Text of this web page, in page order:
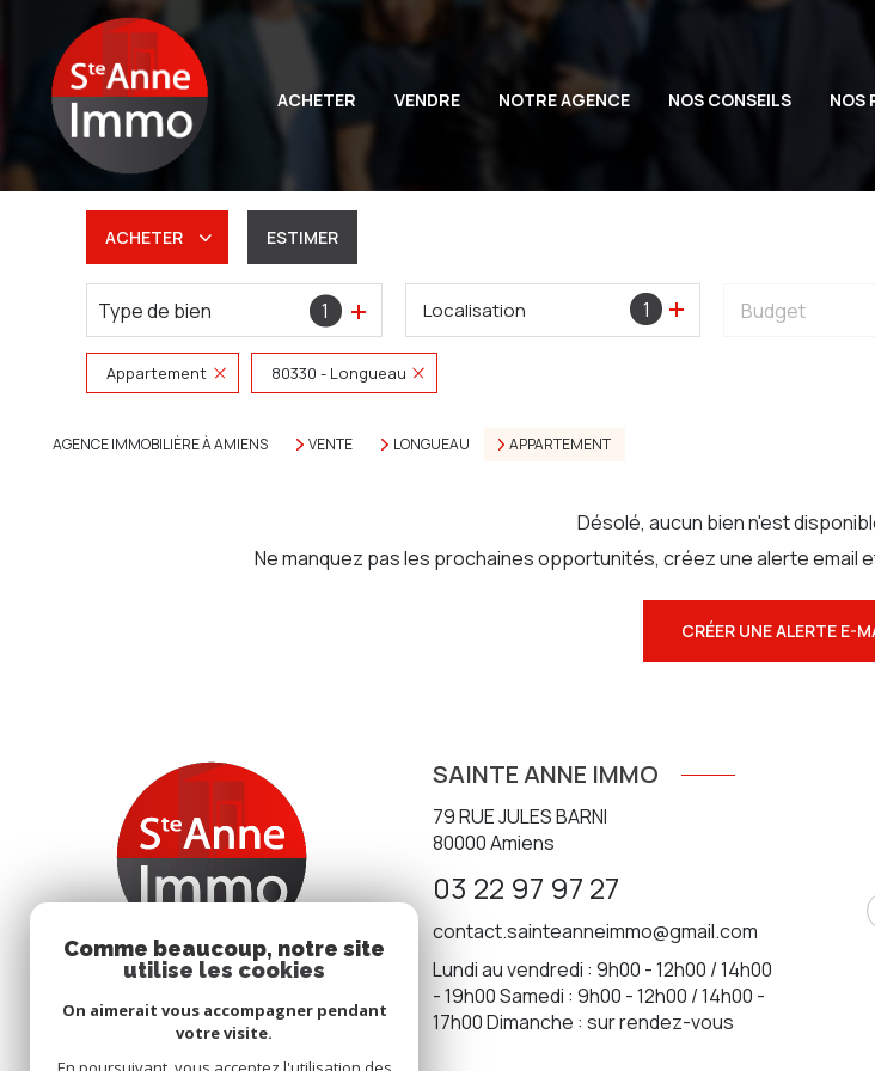
ACHETER VENDRE NOTRE AGENCE NOS CONSEILS NOS
ACHETER
De l'ancien
Du neuf
De l'immo pro
ESTIMER
Type de bien 1 1
Localisation Budget
Appartement 80330 - Longueau
AGENCE IMMOBILIÈRE À AMIENS VENTE LONGUEAU APPARTEMENT
Désolé, aucun bien n'est
Ne manquez pas les prochaines opportunités, créez une alerte email
CRÉER UNE ALERTE E-
SAINTE ANNE IMMO
79 RUE JULES BARNI
80000Amiens
03 22 97 97 27
contact.sainteanneimmo@gmail.com
Lundi au vendredi : 9h00 - 12h00 / 14h00
- 19h00 Samedi : 9h00 - 12h00 / 14h00 -
17h00 Dimanche : sur rendez-vous
Comme beaucoup, notre site
utilise les cookies
On aimerait vous accompagner pendant
votre visite.